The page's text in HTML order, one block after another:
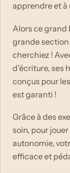
apprendre et à
Alors ce grand
grande
cherchiez !
d'écriture, ses
conçus pour
est garanti !
Grâce à des
soin, pour
autonomie,
efficace et